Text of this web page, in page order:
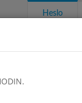
Heslo